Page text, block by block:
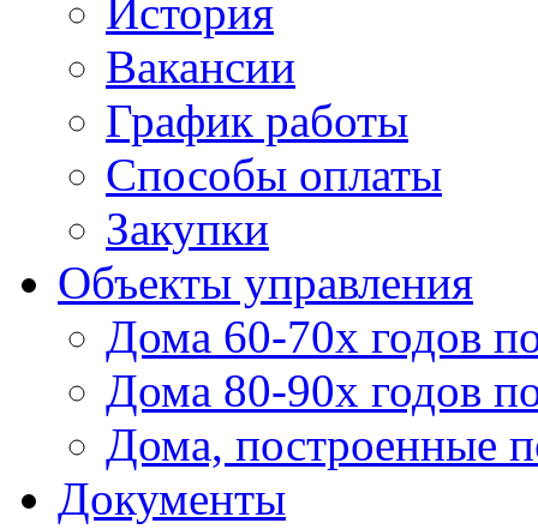
История
Вакансии
График работы
Способы оплаты
Закупки
Объекты управления
Дома 60-70х годов
Дома 80-90х годов
Дома, построенные
Документы